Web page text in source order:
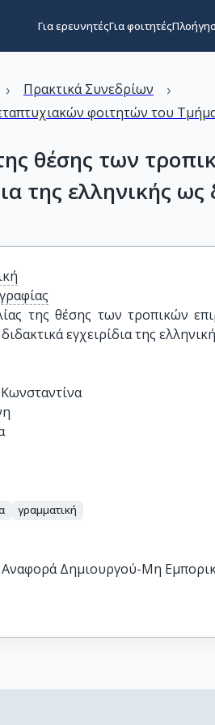
Για ερευνητέςΓια φοιτητές
› Πρακτικά Συνεδρίων ›
φοιτητών του
θέσης των
της ελληνικής
της θέσης των τροπικών
εγχειρίδια της
γραμματική
Δημιουργού-Μη